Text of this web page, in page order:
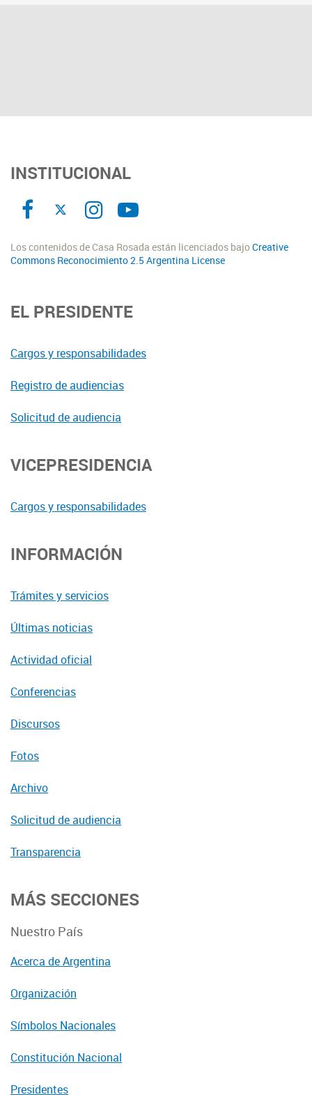
INSTITUCIONAL
Los contenidos de Casa Rosada están licenciados bajoCreative
Commons Reconocimiento 2.5 Argentina License
EL PRESIDENTE
Cargos y responsabilidades
Registro de audiencias
Solicitud de audiencia
VICEPRESIDENCIA
Cargos y responsabilidades
INFORMACIÓN
Trámites y servicios
Últimas noticias
Actividad oficial
Conferencias
Discursos
Fotos
Archivo
Solicitud de audiencia
Transparencia
MÁS SECCIONES
Nuestro País
Acerca de Argentina
Organización
Símbolos Nacionales
Constitución Nacional
Presidentes